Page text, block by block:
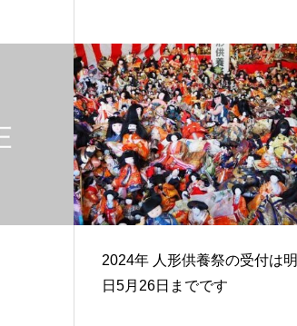
2024年 人形供養祭の受付は明
日5月26日までです